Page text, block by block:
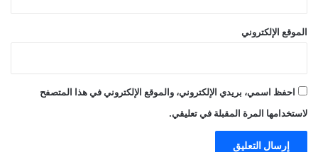
الموقع الإلكتروني
احفظ اسمي، بريدي الإلكتروني، والموقع الإلكتروني في هذا المتصفح
لاستخدامها المرة المقبلة في تعليقي.